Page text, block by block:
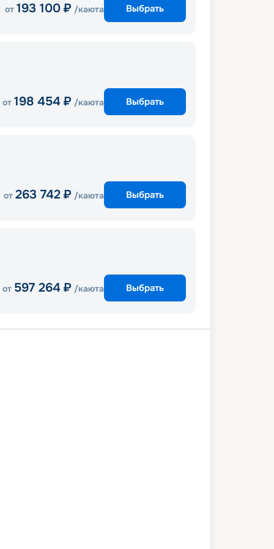
от 193 100 ₽ /каюта Выбрать
от 198 454 ₽ /каюта Выбрать
от 263 742 ₽ /каюта Выбрать
от 597 264 ₽ /каюта Выбрать